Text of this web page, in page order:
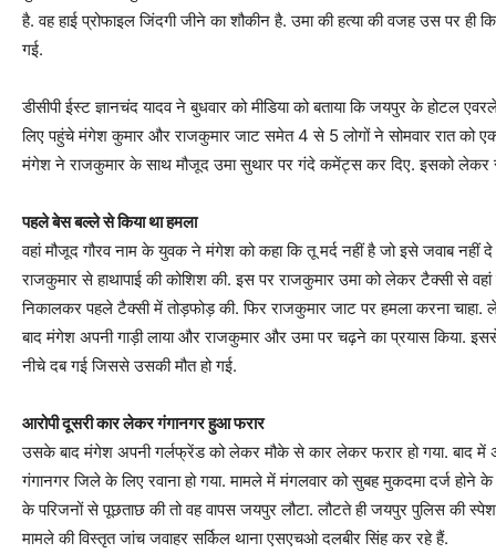
है. वह हाई प्रोफाइल जिंदगी जीने का शौकीन है. उमा की हत्या की वजह उस पर ही
गई.
डीसीपी ईस्ट ज्ञानचंद यादव ने बुधवार को मीडिया को बताया कि जयपुर के
लिए पहुंचे मंगेश कुमार और राजकुमार जाट समेत 4 से 5 लोगों ने सोमवार रात को एक
मंगेश ने राजकुमार के साथ मौजूद उमा सुथार पर गंदे कमेंट्स कर दिए. इसको
पहले बेस बल्ले से किया था हमला
वहां मौजूद गौरव नाम के युवक ने मंगेश को कहा कि तू मर्द नहीं है जो इसे जवाब
राजकुमार से हाथापाई की कोशिश की. इस पर राजकुमार उमा को लेकर टैक्सी से
निकालकर पहले टैक्सी में तोड़फोड़ की. फिर राजकुमार जाट पर हमला करना चाहा.
बाद मंगेश अपनी गाड़ी लाया और राजकुमार और उमा पर चढ़ने का प्रयास किया.
नीचे दब गई जिससे उसकी मौत हो गई.
आरोपी दूसरी कार लेकर गंगानगर हुआ फरार
उसके बाद मंगेश अपनी गर्लफ्रेंड को लेकर मौके से कार लेकर फरार हो गया. बाद
गंगानगर जिले के लिए रवाना हो गया. मामले में मंगलवार को सुबह मुकदमा दर्ज होने
के परिजनों से पूछताछ की तो वह वापस जयपुर लौटा. लौटते ही जयपुर पुलिस की
मामले की विस्तृत जांच जवाहर सर्किल थाना एसएचओ दलबीर सिंह कर रहे हैं.